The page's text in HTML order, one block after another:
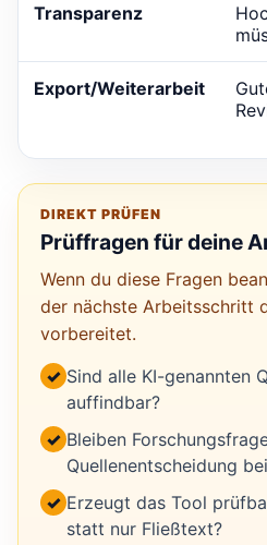
Transparenz
Export/Weiterarbeit
DIREKT PRÜFEN
Prüffragen für deine
Wenn du diese Fragen
der nächste Arbeitsschritt
vorbereitet.
✓ Sind alle KI-genannten
auffindbar?
✓ Bleiben
Quellenentscheidung
✓ Erzeugt das Tool
statt nur Fließtext?